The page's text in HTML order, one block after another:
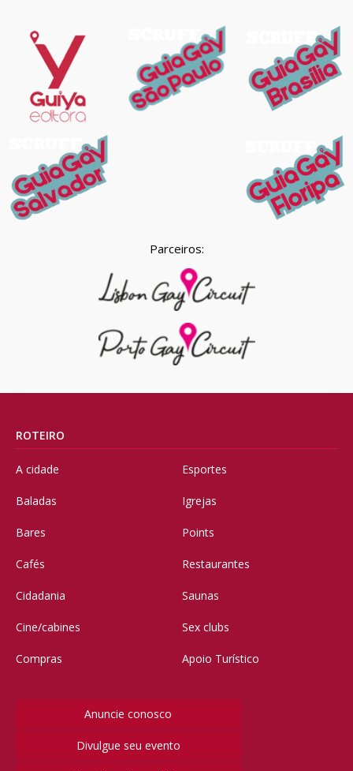
Parceiros:
ROTEIRO
A cidade
Baladas
Bares
Cafés
Cidadania
Cine/cabines
Compras
Esportes
Igrejas
Points
Restaurantes
Saunas
Sex clubs
Apoio Turístico
Anuncie conosco
Divulgue seu evento